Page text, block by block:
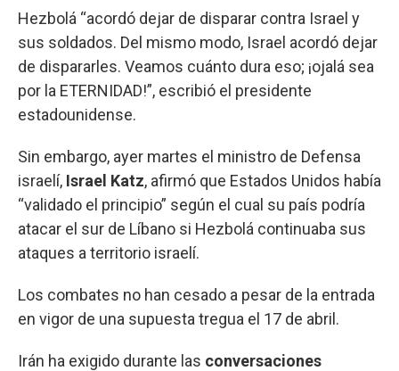
Hezbolá “acordó dejar de disparar contra Israel y
sus soldados. Del mismo modo, Israel acordó dejar
de dispararles. Veamos cuánto dura eso; ¡ojalá sea
por la ETERNIDAD!”, escribió el presidente
estadounidense.
Sin embargo, ayer martes el ministro de Defensa
israelí, Israel Katz, afirmó que Estados Unidos había
“validado el principio” según el cual su país podría
atacar el sur de Líbano si Hezbolá continuaba sus
ataques a territorio israelí.
Los combates no han cesado a pesar de la entrada
en vigor de una supuesta tregua el 17 de abril.
Irán ha exigido durante las conversaciones